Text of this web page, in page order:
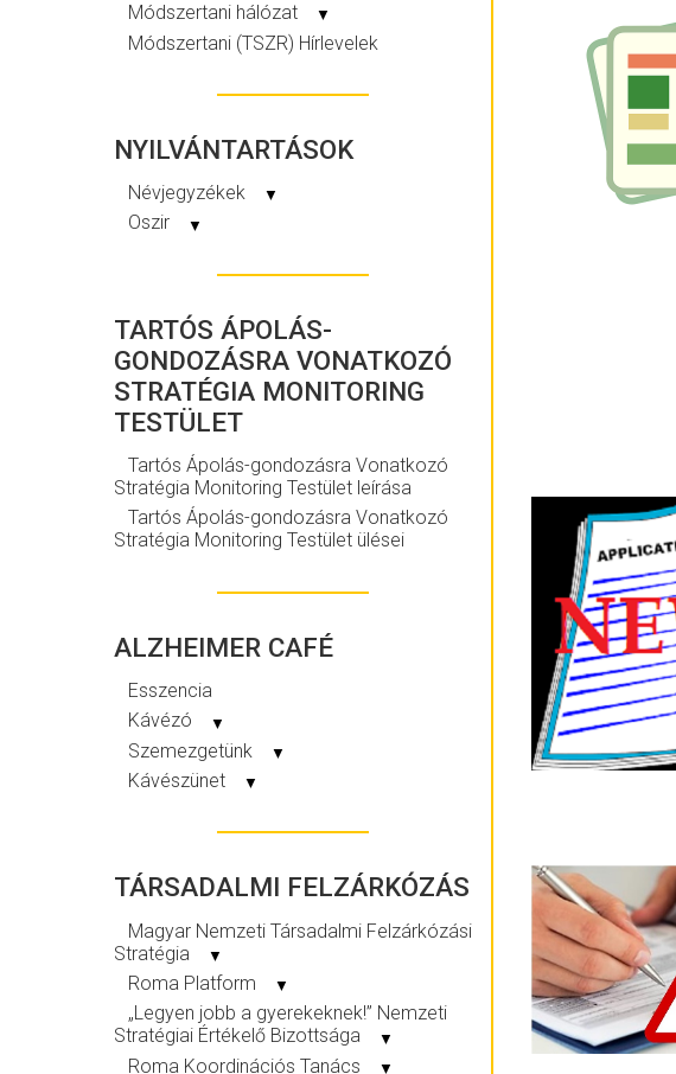
Módszertani hálózat ▼
Módszertani (TSZR) Hírlevelek
NYILVÁNTARTÁSOK
Névjegyzékek ▼
Oszir ▼
TARTÓS ÁPOLÁS-
GONDOZÁSRA VONATKOZÓ
STRATÉGIA MONITORING
TESTÜLET
Tartós Ápolás-gondozásra Vonatkozó
Stratégia Monitoring Testület leírása
Tartós Ápolás-gondozásra Vonatkozó
Stratégia Monitoring Testület ülései
ALZHEIMER CAFÉ
Esszencia
Kávézó
▼
Szemezgetünk ▼
Kávészünet ▼
TÁRSADALMI FELZÁRKÓZÁS
Magyar Nemzeti Társadalmi Felzárkózási
Stratégia
▼
Roma Platform ▼
„Legyen jobb a gyerekeknek!” Nemzeti
Stratégiai Értékelő Bizottsága
▼
Roma Koordinációs Tanács ▼